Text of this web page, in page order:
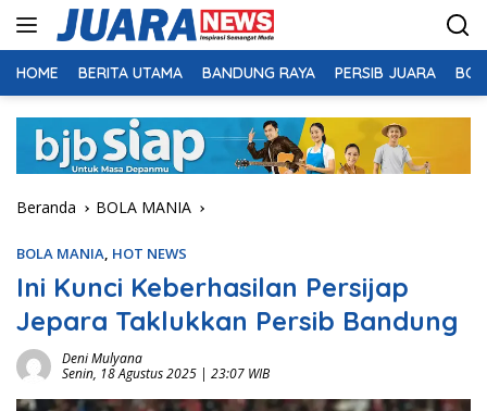
HOME BERITA UTAMA BANDUNG RAYA PERSIB JUARA
Beranda BOLA MANIA
BOLA MANIA, HOT NEWS
Ini Kunci Keberhasilan Persijap
Jepara Taklukkan Persib Bandung
Deni Mulyana
Senin, 18 Agustus 2025 | 23:07 WIB